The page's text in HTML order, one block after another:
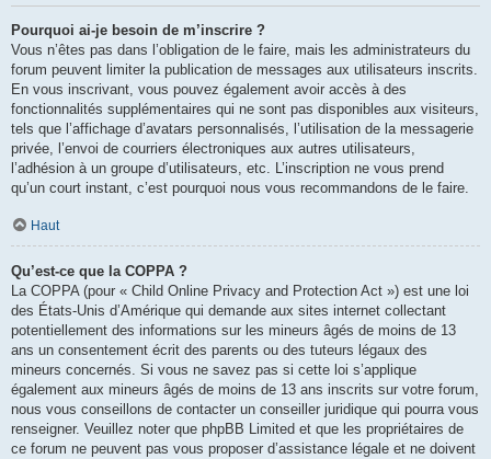
Pourquoi ai-je besoin de m’inscrire ?
Vous n’êtes pas dans l’obligation de le faire, mais les administrateurs du
forum peuvent limiter la publication de messages aux utilisateurs inscrits.
En vous inscrivant, vous pouvez également avoir accès à des
fonctionnalités supplémentaires qui ne sont pas disponibles aux visiteurs,
tels que l’affichage d’avatars personnalisés, l’utilisation de la messagerie
privée, l’envoi de courriers électroniques aux autres utilisateurs,
l’adhésion à un groupe d’utilisateurs, etc. L’inscription ne vous prend
qu’un court instant, c’est pourquoi nous vous recommandons de le faire.
Haut
Qu’est-ce que la COPPA ?
La COPPA (pour « Child Online Privacy and Protection Act ») est une loi
des États-Unis d’Amérique qui demande aux sites internet collectant
potentiellement des informations sur les mineurs âgés de moins de 13
ans un consentement écrit des parents ou des tuteurs légaux des
mineurs concernés. Si vous ne savez pas si cette loi s’applique
également aux mineurs âgés de moins de 13 ans inscrits sur votre forum,
nous vous conseillons de contacter un conseiller juridique qui pourra vous
renseigner. Veuillez noter que phpBB Limited et que les propriétaires de
ce forum ne peuvent pas vous proposer d’assistance légale et ne doivent